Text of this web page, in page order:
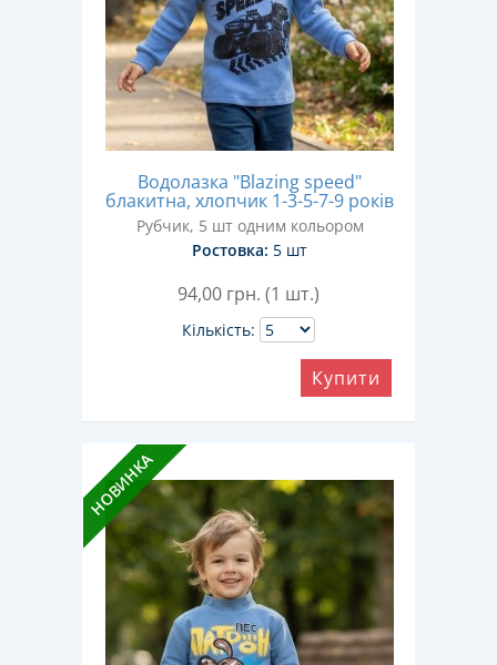
Водолазка "Blazing speed"
блакитна, хлопчик 1-3-5-7-9 років
Рубчик, 5 шт одним кольором
Ростовка: 5 шт
94,00 грн. (1 шт.)
Кількість:
Купити
НОВИНКА